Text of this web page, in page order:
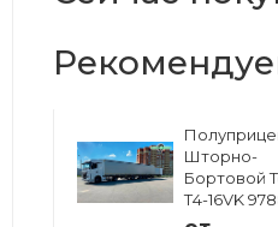
Шторно-
Бортовой
Т4-16VK